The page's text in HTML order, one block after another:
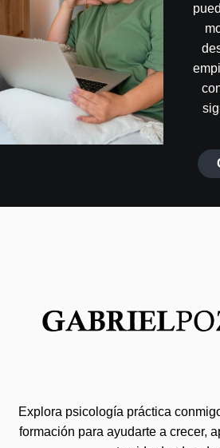
Explora psicología práctica
formación para ayudarte a crecer,